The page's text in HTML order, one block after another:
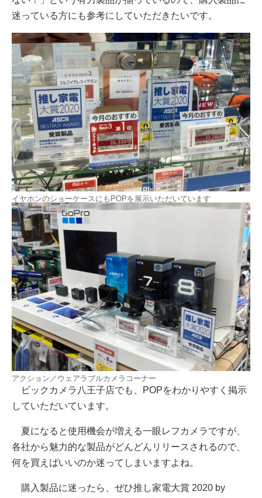
迷っている方にも参考にしていただきたいです。
イヤホンのショーケースにもPOPを展示いただいています
アクション／ウェアラブルカメラコーナー
ビックカメラ八王子店でも、POPをわかりやすく掲示
していただいています。
夏になると使用機会が増える一眼レフカメラですが、
各社から魅力的な製品がどんどんリリースされるので、
何を買えばいいのか迷ってしまいますよね。
購入製品に迷ったら、ぜひ推し家電大賞 2020 by